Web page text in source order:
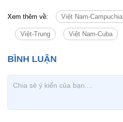
Xem thêm về: Việt Nam-Campuchia
Việt-Trung Việt Nam-Cuba